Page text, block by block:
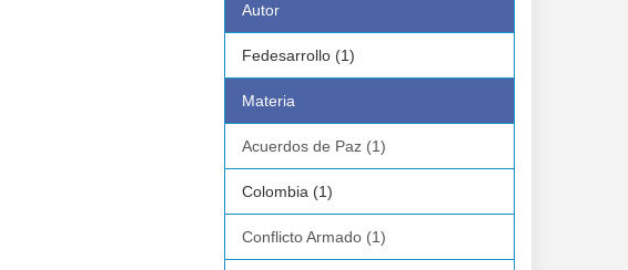
Autor
Fedesarrollo (1)
Materia
Acuerdos de Paz (1)
Colombia (1)
Conflicto Armado (1)